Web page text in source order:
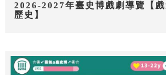
2026-2027年臺史博戲劇導覽【
歷史】